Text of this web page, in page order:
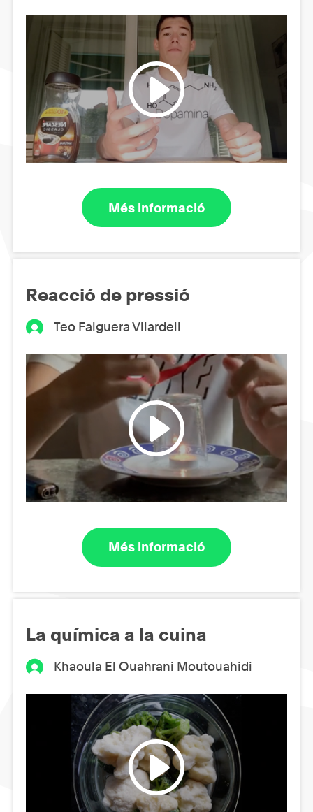
Més informació
Reacció de pressió
Teo Falguera Vilardell
Més informació
La química a la cuina
Khaoula El Ouahrani Moutouahidi